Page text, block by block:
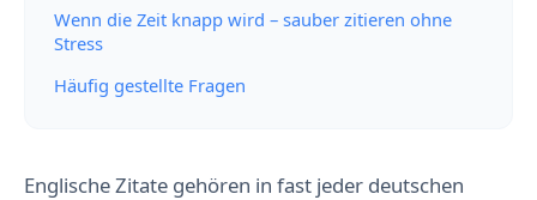
Wenn die Zeit knapp wird – sauber zitieren ohne
Stress
Häufig gestellte Fragen
Englische Zitate gehören in fast jeder deutschen